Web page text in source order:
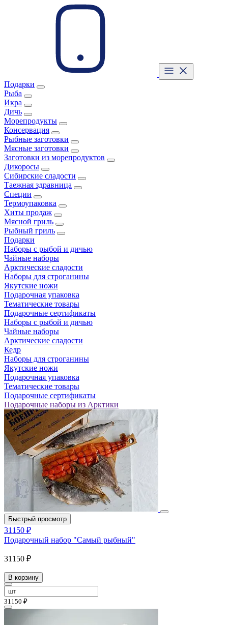
Подарки
Рыба
Икра
Дичь
Морепродукты
Консервация
Рыбные заготовки
Мясные заготовки
Заготовки из морепродуктов
Дикоросы
Сибирские сладости
Таежная здравница
Специи
Термоупаковка
Хиты продаж
Мясной гриль
Рыбный гриль
Подарки
Наборы с рыбой и дичью
Чайные наборы
Арктические сладости
Наборы для строганины
Якутские ножи
Подарочная упаковка
Тематические товары
Подарочные сертификаты
Наборы с рыбой и дичью
Чайные наборы
Арктические сладости
Кедр
Наборы для строганины
Якутские ножи
Подарочная упаковка
Тематические товары
Подарочные сертификаты
Подарочные наборы из Арктики
Быстрый просмотр
31150 ₽
Подарочный набор "Самый рыбный"
31150 ₽
В корзину
31150 ₽